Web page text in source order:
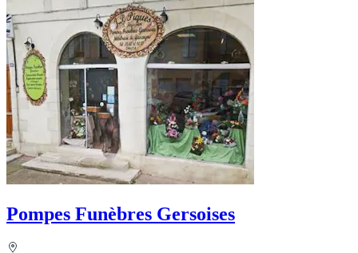
Pompes Funèbres Gersoises